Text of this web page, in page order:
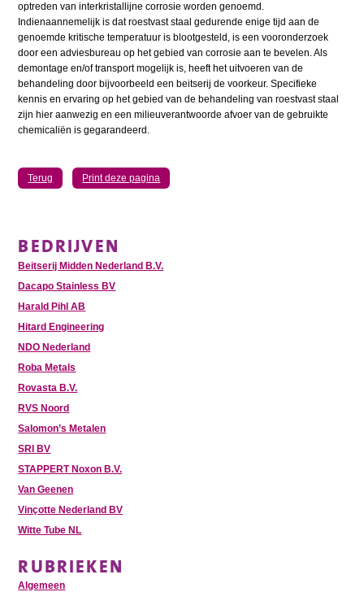
optreden van interkristallijne corrosie worden genoemd.
Indienaannemelijk is dat roestvast staal gedurende enige tijd aan de
genoemde kritische temperatuur is blootgesteld, is een vooronderzoek
door een adviesbureau op het gebied van corrosie aan te bevelen. Als
demontage en/of transport mogelijk is, heeft het uitvoeren van de
behandeling door bijvoorbeeld een beitserij de voorkeur. Specifieke
kennis en ervaring op het gebied van de behandeling van roestvast staal
zijn hier aanwezig en een milieuverantwoorde afvoer van de gebruikte
chemicaliën is gegarandeerd.
Terug Print deze pagina
BEDRIJVEN
Beitserij Midden Nederland B.V.
Dacapo Stainless BV
Harald Pihl AB
Hitard Engineering
NDO Nederland
Roba Metals
Rovasta B.V.
RVS Noord
Salomon’s Metalen
SRI BV
STAPPERT Noxon B.V.
Van Geenen
Vinçotte Nederland BV
Witte Tube NL
RUBRIEKEN
Algemeen